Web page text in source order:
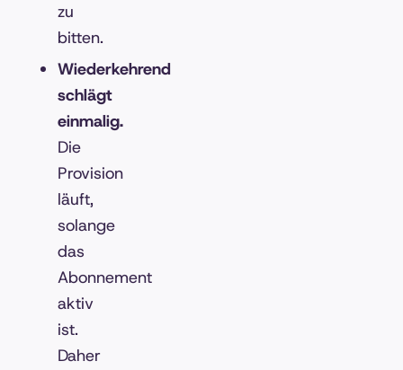
zu
bitten.
Wiederkehrend
schlägt
einmalig.
Die
Provision
läuft,
solange
das
Abonnement
aktiv
ist.
Daher